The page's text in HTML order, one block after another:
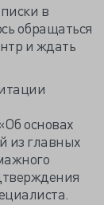
в
обращаться
и ждать
основах
из главных